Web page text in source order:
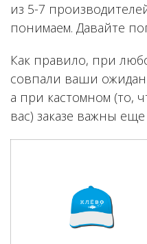
из 5-7
понимаем. Давайте
Как правило, при
совпали ваши
а при кастомном (то,
вас) заказе важны